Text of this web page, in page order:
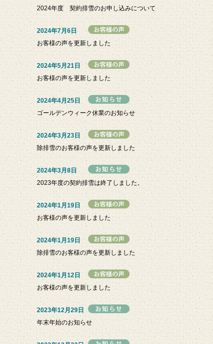
2024年度 契約排雪のお申し込みについて
2024年7月6日
お客様の声を更新しました
2024年5月21日
お客様の声を更新しました
2024年4月25日
ゴールデンウィーク休業のお知らせ
2024年3月23日
除排雪のお客様の声を更新しました
2024年3月8日
2023年度の契約排雪は終了しました。
2024年1月19日
お客様の声を更新しました
2024年1月19日
除排雪のお客様の声を更新しました
2024年1月12日
お客様の声を更新しました
2023年12月29日
年末年始のお知らせ